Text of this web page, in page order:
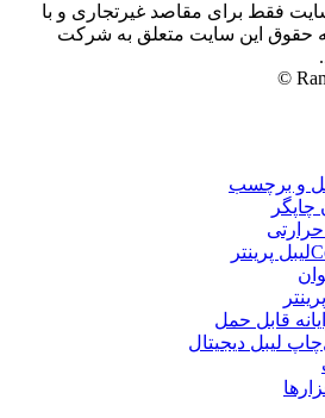
فقط برای مقاصد غیرتجاری و با
حقوق این سایت متعلق به شرکت
و برچسب
چاپگر
لیبل پرینتر
قابل حمل
چاپ لیبل دیجیتال